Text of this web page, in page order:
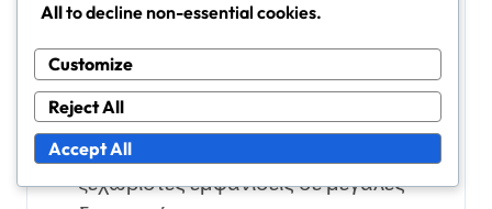
κορυφαίες φιγούρες στο ποδόσφαιρο της
Νότιας Κορέας.
Κύριες ορόσημα περιλαμβάνουν το
πρώτο του διεθνές γκολ και τις
ξεχωριστές εμφανίσεις σε μεγάλες
Allto decline non-essential cookies.
Customize
Reject All
Accept All